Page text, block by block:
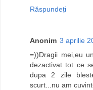
Răspundeți
Anonim 3 aprilie
=))Dragii mei,eu
dezactivat tot ce
dupa 2 zile
scurt...nu am